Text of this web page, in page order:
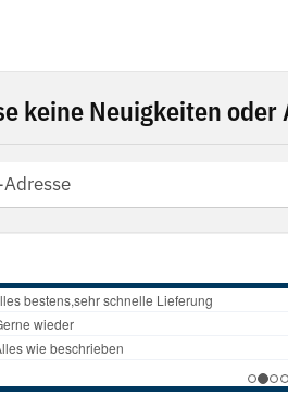
keine Neuigkeiten oder